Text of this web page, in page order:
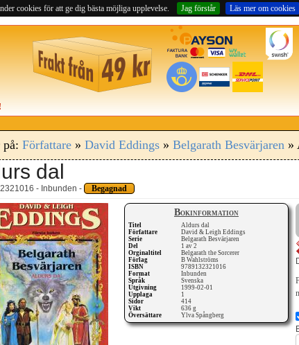
cookies för att ge dig bästa möjliga upplevelse. Jag förstår Läs mer om cookies
Författare» David Eddings» Belgarath Besvärjaren»
dal
- Inbunden - Begagnad
Bokinformation
Titel
Aldurs dal
Författare
David & Leigh Eddings
Serie
Belgarath Besvärjaren
Del
1 av 2
Orginaltitel
Belgarath the Sorcerer
Förlag
B Wahlströms
ISBN
9789132321016
Format
Inbunden
Språk
Svenska
Utgivning
1999-02-01
Upplaga
1
Sidor
414
Vikt
636 g
Översättare
Ylva Spångberg